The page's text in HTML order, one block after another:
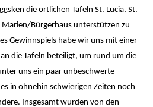
die örtlichen Tafeln St. Lucia, St.
Marien/Bürgerhaus unterstützen zu
Gewinnspiels habe wir uns mit einer
die Tafeln beteiligt, um rund um die
uns ein paar unbeschwerte
in ohnehin schwierigen Zeiten noch
Insgesamt wurden von den